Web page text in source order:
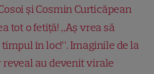
și Cosmin Curticăpean
tot o fetiță! „Aș vrea să
în loc!”. Imaginile de la
reveal au devenit virale